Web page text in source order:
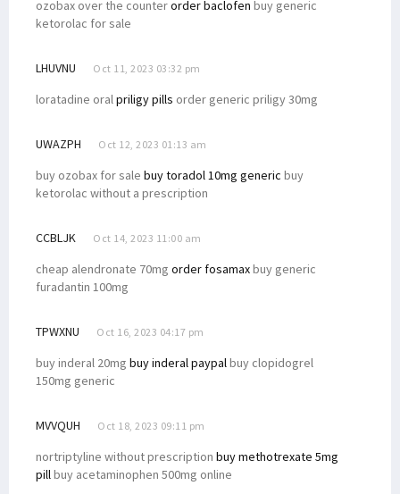
ozobax over the counterorder baclofen buy generic
ketorolac for sale
LHUVNU Oct 11, 2023 03:32 pm
loratadine oralpriligy pills order generic priligy 30mg
UWAZPH Oct 12, 2023 01:13 am
buy ozobax for sale buy toradol 10mg generic buy
ketorolac without a prescription
CCBLJK Oct 14, 2023 11:00 am
cheap alendronate 70mg order fosamaxbuy generic
furadantin 100mg
TPWXNU Oct 16, 2023 04:17 pm
buy inderal 20mg buy inderal paypalbuy clopidogrel
150mg generic
MVVQUH Oct 18, 2023 09:11 pm
nortriptyline without prescription buy methotrexate 5mg
pillbuy acetaminophen 500mg online